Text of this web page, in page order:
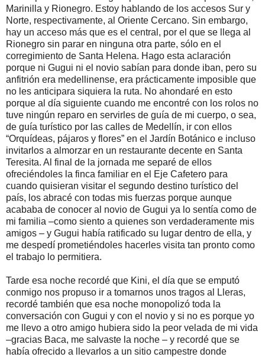
Marinilla y Rionegro. Estoy hablando de los accesos Sur y
Norte, respectivamente, al Oriente Cercano. Sin embargo,
hay un acceso más que es el central, por el que se llega al
Rionegro sin parar en ninguna otra parte, sólo en el
corregimiento de Santa Helena. Hago esta aclaración
porque ni Gugui ni el novio sabían para donde iban, pero su
anfitrión era medellinense, era prácticamente imposible que
no les anticipara siquiera la ruta. No ahondaré en esto
porque al día siguiente cuando me encontré con los rolos no
tuve ningún reparo en servirles de guía de mi cuerpo, o sea,
de guía turístico por las calles de Medellín, ir con ellos
“Orquídeas, pájaros y flores” en el Jardín Botánico e incluso
invitarlos a almorzar en un restaurante decente en Santa
Teresita. Al final de la jornada me separé de ellos
ofreciéndoles la finca familiar en el Eje Cafetero para
cuando quisieran visitar el segundo destino turístico del
país, los abracé con todas mis fuerzas porque aunque
acababa de conocer al novio de Gugui ya lo sentía como de
mi familia –como siento a quienes son verdaderamente mis
amigos – y Gugui había ratificado su lugar dentro de ella, y
me despedí prometiéndoles hacerles visita tan pronto como
el trabajo lo permitiera.
Tarde esa noche recordé que Kini, el día que se emputó
conmigo nos propuso ir a tomarnos unos tragos al Lleras,
recordé también que esa noche monopolizó toda la
conversación con Gugui y con el novio y si no es porque yo
me llevo a otro amigo hubiera sido la peor velada de mi vida
–gracias Baca, me salvaste la noche – y recordé que se
había ofrecido a llevarlos a un sitio campestre donde